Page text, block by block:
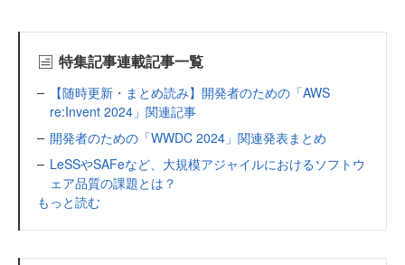
特集記事連載記事一覧
【随時更新・まとめ読み】開発者のための「AWS
re:Invent 2024」関連記事
開発者のための「WWDC 2024」関連発表まとめ
LeSSやSAFeなど、大規模アジャイルにおけるソフトウ
ェア品質の課題とは？
もっと読む